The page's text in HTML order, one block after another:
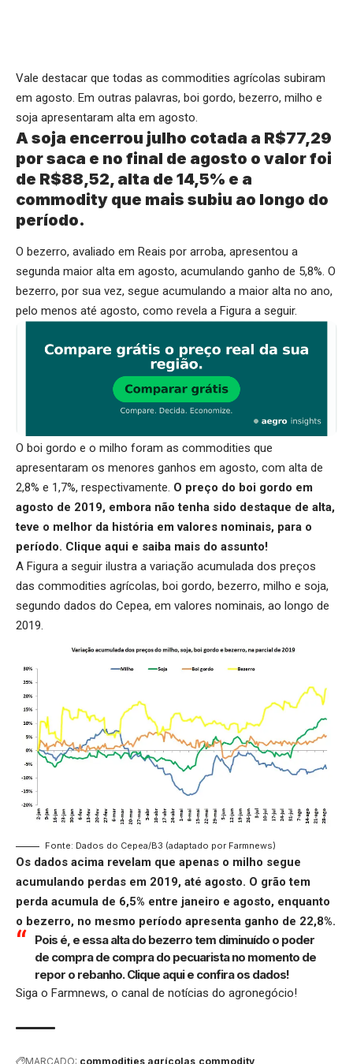
Vale destacar que todas as commodities agrícolas subiram
em agosto. Em outras palavras, boi gordo, bezerro, milho e
soja apresentaram alta em agosto.
A soja encerrou julho cotada a R$77,29
por saca e no final de agosto o valor foi
de R$88,52, alta de 14,5% e a
commodity que mais subiu ao longo do
período.
O bezerro, avaliado em Reais por arroba, apresentou a
segunda maior alta em agosto, acumulando ganho de 5,8%. O
bezerro, por sua vez, segue acumulando a maior alta no ano,
pelo menos até agosto, como revela a Figura a seguir.
O boi gordo e o milho foram as commodities que
apresentaram os menores ganhos em agosto, com alta de
2,8% e 1,7%, respectivamente. O preço do boi gordo em
agosto de 2019, embora não tenha sido destaque de alta,
teve o melhor da história em valores nominais, para o
período. Clique aqui e saiba mais do assunto!
A Figura a seguir ilustra a variação acumulada dos preços
das commodities agrícolas, boi gordo, bezerro, milho e soja,
segundo dados do Cepea, em valores nominais, ao longo de
2019.
Fonte: Dados do Cepea/B3 (adaptado por Farmnews)
Os dados acima revelam que apenas o milho segue
acumulando perdas em 2019, até agosto. O grão tem
perda acumula de 6,5% entre janeiro e agosto, enquanto
o bezerro, no mesmo período apresenta ganho de 22,8%.
Pois é, e essa alta do bezerro tem diminuído o poder
de compra de compra do pecuarista no momento de
repor o rebanho.Clique aquie confira os dados!
Siga o Farmnews, o canal de notícias do agronegócio!
MARCADO: commodities agrícolas commodity